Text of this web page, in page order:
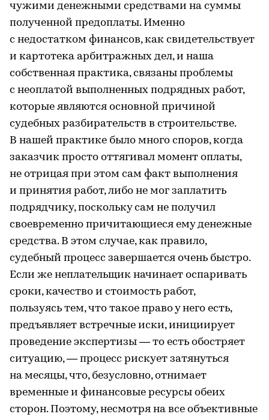
чужими денежными средствами на суммы
полученной предоплаты. Именно
с недостатком финансов, как свидетельствует
и картотека арбитражных дел, и наша
собственная практика, связаны проблемы
с неоплатой выполненных подрядных работ,
которые являются основной причиной
судебных разбирательств в строительстве.
В нашей практике было много споров, когда
заказчик просто оттягивал момент оплаты,
не отрицая при этом сам факт выполнения
и принятия работ, либо не мог заплатить
подрядчику, поскольку сам не получил
своевременно причитающиеся ему денежные
средства. В этом случае, как правило,
судебный процесс завершается очень быстро.
Если же неплательщик начинает оспаривать
сроки, качество и стоимость работ,
пользуясь тем, что такое право у него есть,
предъявляет встречные иски, инициирует
проведение экспертизы — то есть обостряет
ситуацию, — процесс рискует затянуться
на месяцы, что, безусловно, отнимает
временные и финансовые ресурсы обеих
сторон. Поэтому, несмотря на все объективные